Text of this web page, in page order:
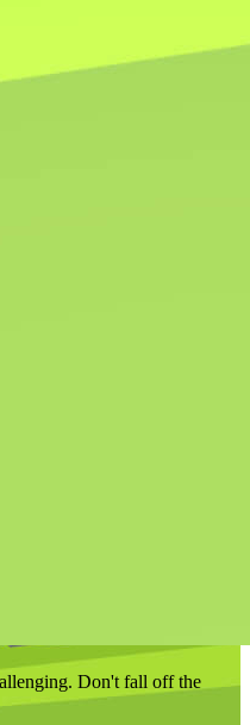
Don't fall off the